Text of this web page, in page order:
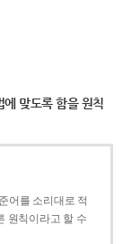
맞도록 함을 원칙
어를 소리대로 적
원칙이라고 할 수